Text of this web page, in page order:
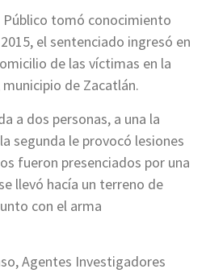
tomó conocimiento
el sentenciado ingresó en
de las víctimas en la
de Zacatlán.
a dos personas, a una la
segunda le provocó lesiones
fueron presenciados por una
llevó hacía un terreno de
con el arma
Agentes Investigadores